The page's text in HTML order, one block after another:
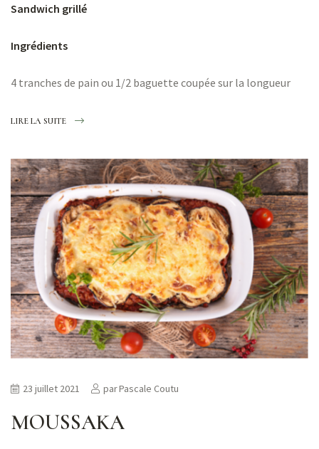
Sandwich grillé
Ingrédients
4 tranches de pain ou 1/2 baguette coupée sur la longueur
LIRE LA SUITE
MOUSSAKA
23 juillet 2021 parPascale Coutu